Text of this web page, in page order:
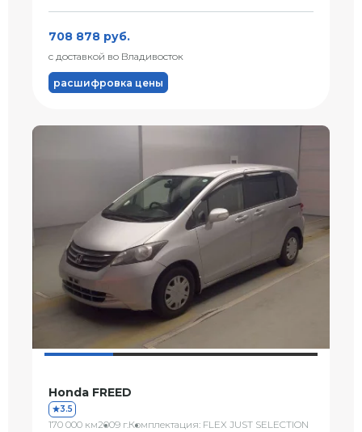
708 878 руб.
с доставкой во Владивосток
расшифровка цены
Honda FREED
3.5
170 000 км2009 г.Комплектация: FLEX JUST SELECTION